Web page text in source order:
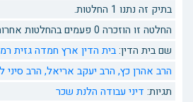
בתיק זה נתנו 1 החלטות.
החלטה זו הוזכרה 0 פעמים בהחלטות אחרות.
שם בית הדין:בית הדין ארץ חמדה גזית
הרב אהרן כץ, הרב יעקב אריאל, הרב סיני
תגיות: דיני עבודה הלנת שכר